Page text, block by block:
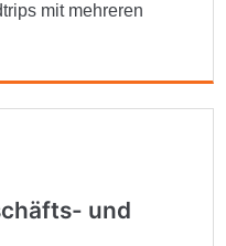
mit mehreren
und